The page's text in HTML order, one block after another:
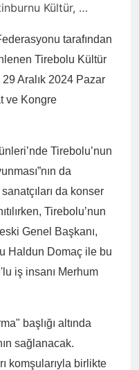
Kültür, …
tarafından
Tirebolu Kültür
Aralık 2024 Pazar
ve Kongre
Tirebolu’nun
da
da konser
Tirebolu’nun
Genel Başkanı,
Haldun Domaç ile bu
iş insanı Merhum
başlığı altında
sağlanacak.
komşularıyla birlikte